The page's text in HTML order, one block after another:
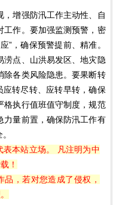
增强防汛工作主动性、自
工作。要加强监测预警，密
”，确保预警提前、精准。
涝点、山洪易发区、地灾隐
除各类风险隐患。要果断转
应转尽转、应转早转，确保
格执行值班值守制度，规范
力量前置，确保防汛工作有
本站立场。 凡注明为中
！
，若对您造成了侵权，